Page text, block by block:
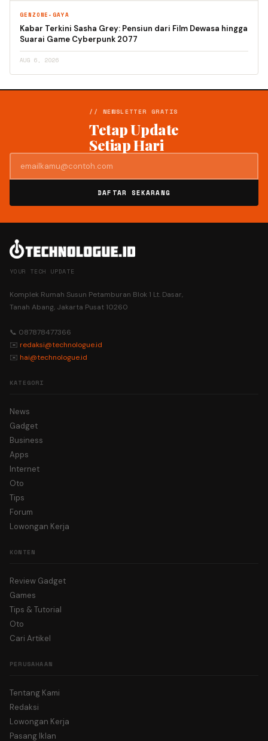
GENZONE-GAYA
Kabar Terkini Sasha Grey: Pensiun dari Film Dewasa hingga
Suarai Game Cyberpunk 2077
AUG 6, 2026
// NEWSLETTER GRATIS
Tetap Update
Setiap Hari
DAFTAR SEKARANG
YOUR TECH UPDATE
Komplek Rumah Susun Petamburan Blok 1 Lt. Dasar,
Tanah Abang, Jakarta Pusat 10260
📞 087878477366
✉️ redaksi@technologue.id
✉️ hai@technologue.id
KATEGORI
News
Gadget
Business
Apps
Internet
Oto
Tips
Forum
Lowongan Kerja
KONTEN
Review Gadget
Games
Tips & Tutorial
Oto
Cari Artikel
PERUSAHAAN
Tentang Kami
Redaksi
Lowongan Kerja
Pasang Iklan